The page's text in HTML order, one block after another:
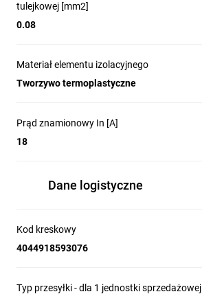
tulejkowej [mm2]
0.08
Materiał elementu izolacyjnego
Tworzywo termoplastyczne
Prąd znamionowy In [A]
18
Dane logistyczne
Kod kreskowy
4044918593076
Typ przesyłki - dla 1 jednostki sprzedażowej